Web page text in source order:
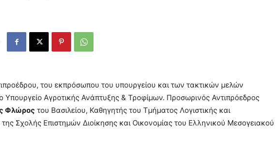
του εκπρόσωπου του υπουργείου και των τακτικών μελών
Υπουργείο Αγροτικής Ανάπτυξης & Τροφίμων. Προσωρινός Αντιπρόεδρος
Φλώρος του Βασιλείου, Καθηγητής του Τμήματος Λογιστικής και
Σχολής Επιστημών Διοίκησης και Οικονομίας του Ελληνικού Μεσογειακού